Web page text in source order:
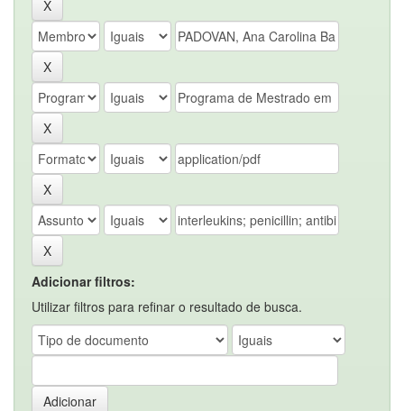
Adicionar filtros:
Utilizar filtros para refinar o resultado de busca.